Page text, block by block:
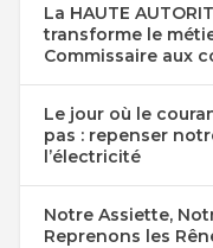
La HAUTE
transforme le
Commissaire aux
Le jour où le
pas : repenser
l’électricité
Notre Assiette,
Reprenons les